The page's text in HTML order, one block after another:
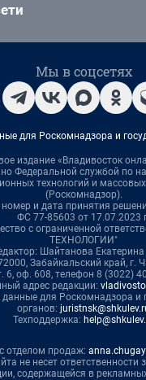
Мы в соцсетях
для Роскомнадзора и
издание «Владивосток
Федеральной службой по
технологий и
(Роскомнадзор).
и дата принятия
ФС 77-85603 от 17.07.2023
с ограниченной
ТЕХНОЛОГИИ"
Шайтанова
Забайкальский край, г.
6, оф. 608, телефон 8 (3022)
адрес редакции:
для Роскомнадзора и
органов:
Техподдержка:
отделом продаж:
не несет ответственности
содержащейся в